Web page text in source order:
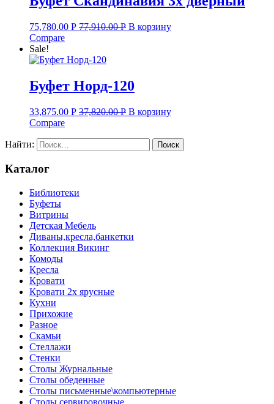
75,780.00 Р 77,910.00Р В корзину
Compare
Sale!
Буфет Норд-120
33,875.00 Р 37,820.00Р В корзину
Compare
Найти:
Каталог
Библиотеки
Буфеты
Витрины
Детская Мебель
Диваны,кресла,банкетки
Коллекция Викинг
Комоды
Кресла
Кровати
Кровати 2х ярусные
Кухни
Прихожие
Разное
Скамьи
Стеллажи
Стенки
Столы Журнальные
Столы обеденные
Столы письменные\компьютерные
Столы сервировочные